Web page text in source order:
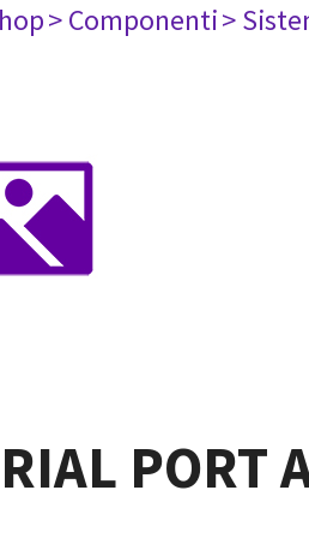
> Componenti>
PORT